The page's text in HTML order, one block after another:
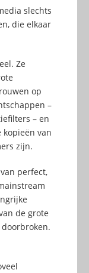
slechts
die elkaar
Ze
op
–
– en
van
zijn.
perfect,
de grote